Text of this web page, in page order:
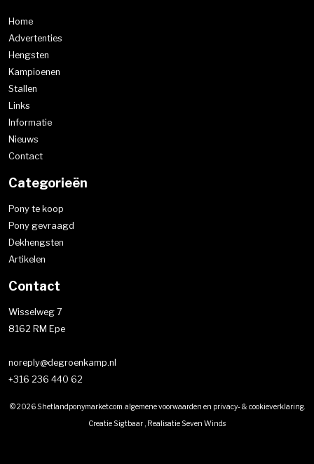
Home
Advertenties
Hengsten
Kampioenen
Stallen
Links
Informatie
Nieuws
Contact
Categorieën
Pony te koop
Pony gevraagd
Dekhengsten
Artikelen
Contact
Wisselweg 7
8162 RM Epe
noreply@degroenkamp.nl
+316 236 440 62
© 2026 Shetlandponymarket.com.algemene voorwaarden en privacy- & cookieverklaring.
CreatieSigtbaar , RealisatieSeven Winds